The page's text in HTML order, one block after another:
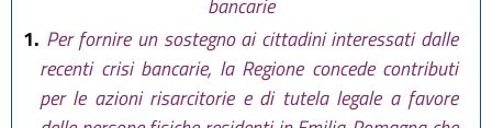
bancarie
1. Per fornire un sostegno ai cittadini interessati dalle
recenti crisi bancarie, la Regione concede contributi
per le azioni risarcitorie e di tutela legale a favore